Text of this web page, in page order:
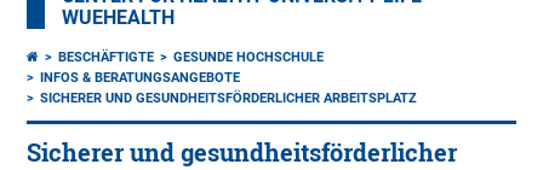
WUEHEALTH
BESCHÄFTIGTE
GESUNDE HOCHSCHULE
INFOS & BERATUNGSANGEBOTE
SICHERER UND GESUNDHEITSFÖRDERLICHER ARBEITSPLATZ
Sicherer und gesundheitsförderlicher